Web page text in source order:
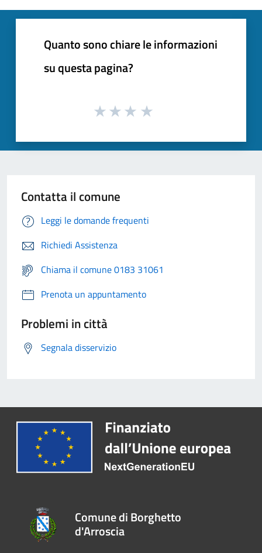
Quanto sono chiare le informazioni
su questa pagina?
Contatta il comune
Leggi le domande frequenti
Richiedi Assistenza
Chiama il comune 0183 31061
Prenota un appuntamento
Problemi in città
Segnala disservizio
Comune di Borghetto
d'Arroscia